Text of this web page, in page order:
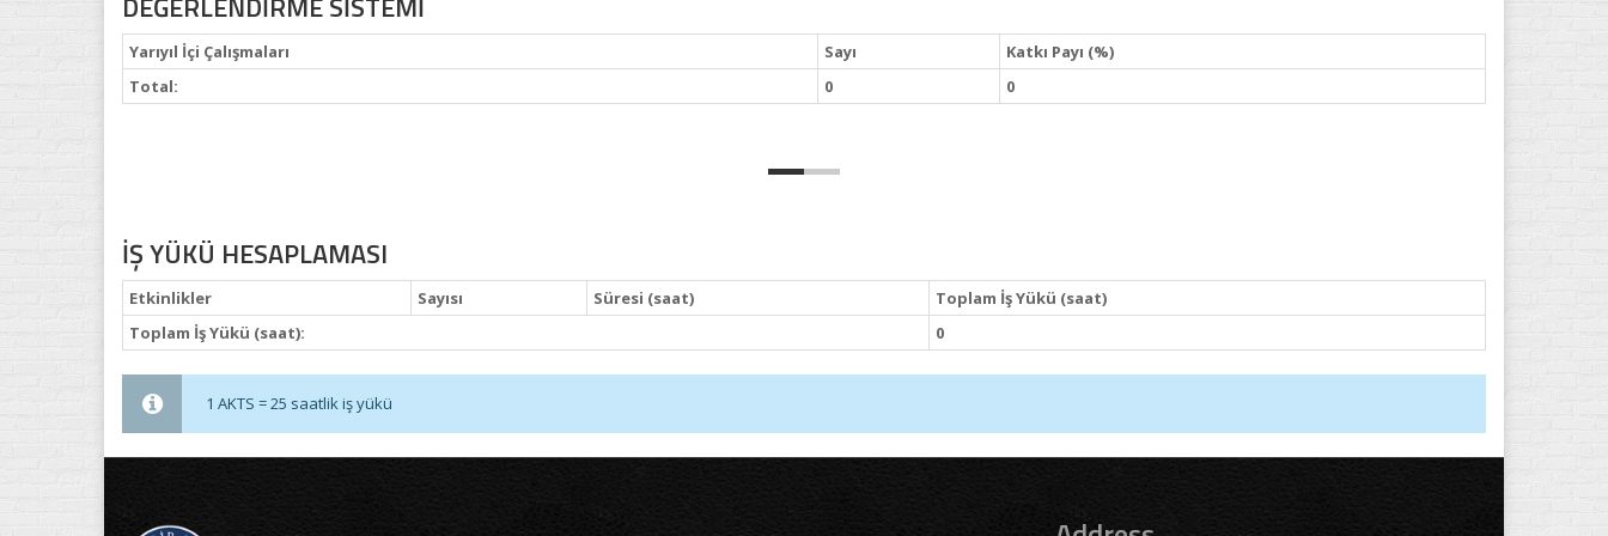
Yarıyıl İçi Çalışmaları Sayı
Katkı Payı (%)
Total:
0 0
İŞ YÜKÜ HESAPLAMASI
Etkinlikler Sayısı Süresi (saat)
Toplam İş Yükü (saat)
Toplam İş Yükü (saat):
0
1 AKTS = 25 saatlik iş yükü